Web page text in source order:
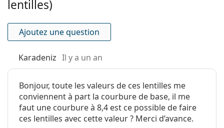
Caractéristiques des verres
Matériau:
Omafilcon A, Omafilcon B
Hydrophilie:
60 %, 62 %
à l'oxygène:
30 Dk/t
Filtre UV:
Non
hydrogel:
Non
lentilles)
Ajoutez une question
Karadeniz Il y a un an
Bonjour, toute les valeurs de ces lentilles me
conviennent à part la courbure de base, il me
faut une courbure à 8,4 est ce possible de faire
ces lentilles avec cette valeur ? Merci d’avance.